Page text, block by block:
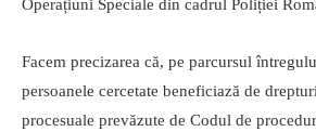
Operațiuni Speciale din cadrul Poliției
Facem precizarea că, pe parcursul
persoanele cercetate beneficiază de
procesuale prevăzute de Codul de